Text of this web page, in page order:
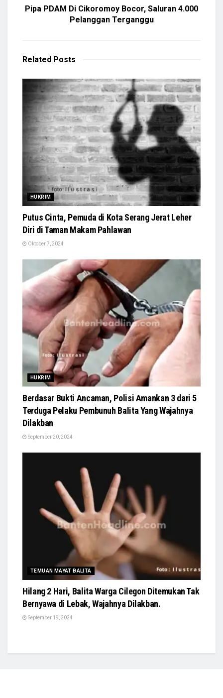
Pipa PDAM Di Cikoromoy Bocor, Saluran 4.000
Pelanggan Terganggu
Related Posts
HUKRIM
Putus Cinta, Pemuda di Kota Serang Jerat Leher
Diri di Taman Makam Pahlawan
Oktober 7, 2024
HUKRIM
Berdasar Bukti Ancaman, Polisi Amankan 3 dari 5
Terduga Pelaku Pembunuh Balita Yang Wajahnya
Dilakban
September 20, 2024
TEMUAN MAYAT BALITA
Hilang 2 Hari, Balita Warga Cilegon Ditemukan Tak
Bernyawa di Lebak, Wajahnya Dilakban.
September 19, 2024